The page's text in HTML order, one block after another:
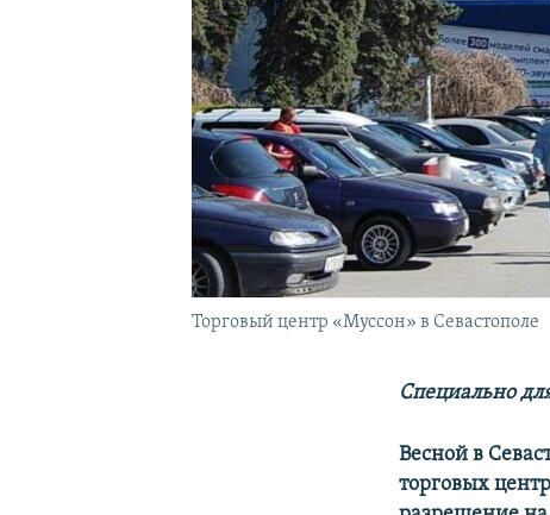
Торговый центр «Муссон» в Севастополе
Специально
Весной в
торговых